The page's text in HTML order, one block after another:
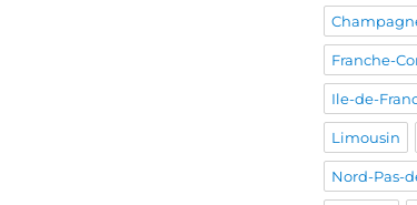
Franche-
Ile-de-
Limousin
Nord-Pas-